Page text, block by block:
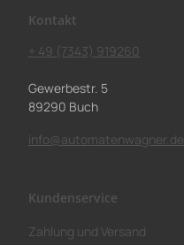
Kontakt
+ 49 (7343) 919260
Gewerbestr. 5
89290 Buch
info@automatenwagner.de
Kundenservice
Zahlung und Versand